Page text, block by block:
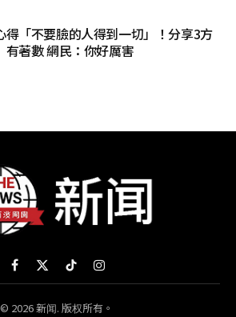
得「不要臉的人得到一切」！分享3方
有著數 網民：你好厲害
Facebook
X
(Twitter)
TikTokInstagram
© 2026 新闻. 版权所有。